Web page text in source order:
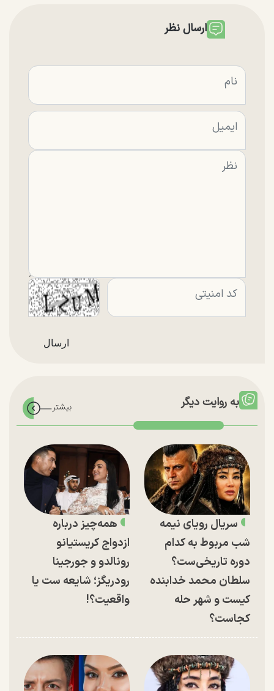
ارسال نظر
به روایت دیگر
سریال رویای نیمه
شب مربوط به کدام
دوره تاریخی‌ست؟
سلطان محمد خدابنده
کیست و شهر حله
کجاست؟
همه‌چیز درباره
ازدواج کریستیانو
رونالدو و جورجینا
رودریگز؛ شایعه ست یا
واقعیت؟!